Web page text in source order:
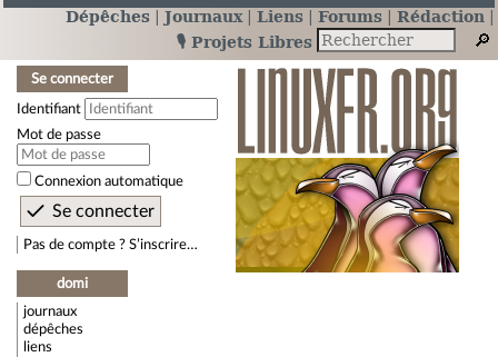
Dépêches Journaux Liens Forums
Rédaction
🎙️ Projets Libres
Se connecter
Identifiant
Mot de passe
Connexion automatique
Pas de compte ? S’inscrire…
domi
journaux
dépêches
liens